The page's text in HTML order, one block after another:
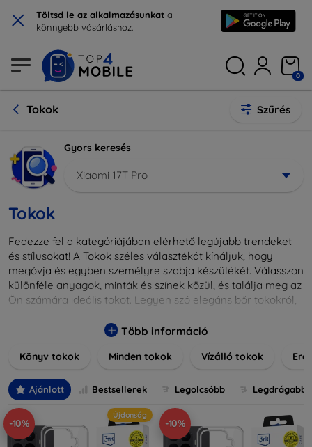
× Töltsd le az alkalmazásunkat a
könnyebb vásárláshoz.
0
Tokok Szűrés
Gyors keresés
Xiaomi 17T Pro
Tokok
Fedezze fel a kategóriájában elérhető legújabb trendeket
és stílusokat! A Tokok széles választékát kínáljuk, hogy
megóvja és egyben személyre szabja készülékét. Válasszon
különféle anyagok, minták és színek közül, és találja meg az
Ön számára ideális tokot. Legyen szó elegáns bőr tokokról,
nálunk mindenki megtalálja a stílusához leginkább illő
különlegesebbé eszközeit a tökéletes tokkal!
Több információ
Könyv tokok Minden tokok Vízálló tokok
Ajánlott Bestsellerek Legolcsóbb Legdrágabb
-10%
Újdonság
-10%